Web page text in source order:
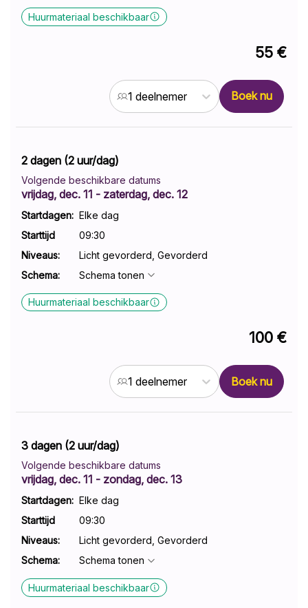
mark
key
for
dates.
mark
key
keyboard
for
Huurmateriaal beschikbaar
55 €
1 deelnemer Boek nu
2 dagen (2 uur/dag)
Volgende beschikbare datums
vrijdag, dec. 11 - zaterdag, dec. 12
Startdagen: Elke dag
Starttijd
09:30
Niveaus:
Licht gevorderd, Gevorderd
Schema: Schema tonen
Huurmateriaal beschikbaar
100 €
1 deelnemer Boek nu
3 dagen (2 uur/dag)
Volgende beschikbare datums
vrijdag, dec. 11 - zondag, dec. 13
Startdagen: Elke dag
Starttijd
09:30
Niveaus:
Licht gevorderd, Gevorderd
Schema: Schema tonen
Huurmateriaal beschikbaar